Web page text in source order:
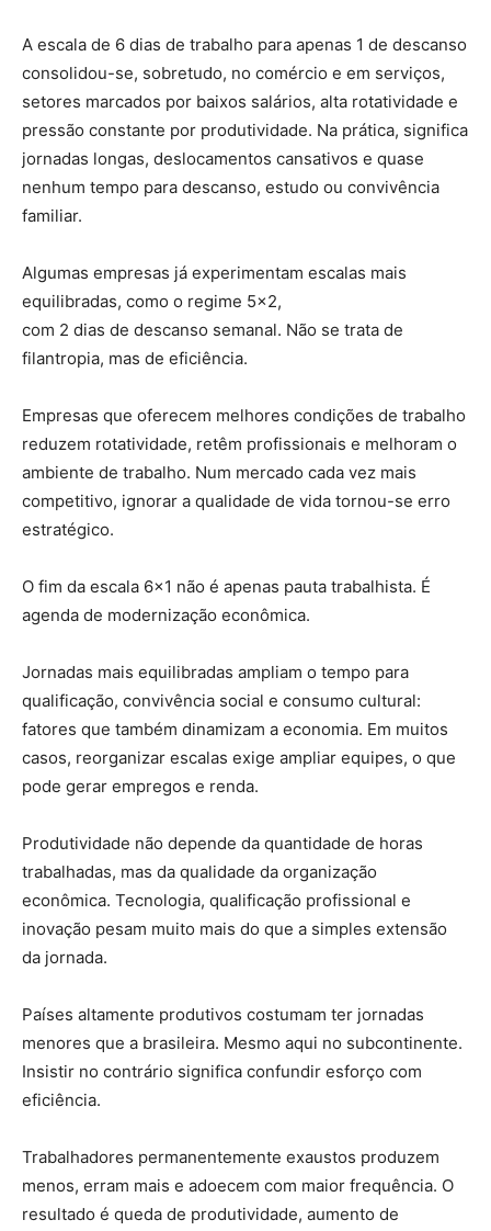
A escala de 6 dias de trabalho para apenas 1 de descanso
consolidou-se, sobretudo, no comércio e em serviços,
setores marcados por baixos salários, alta rotatividade e
pressão constante por produtividade. Na prática, significa
jornadas longas, deslocamentos cansativos e quase
nenhum tempo para descanso, estudo ou convivência
familiar.
Algumas empresas já experimentam escalas mais
equilibradas, como o regime 5×2,
com 2 dias de descanso semanal. Não se trata de
filantropia, mas de eficiência.
Empresas que oferecem melhores condições de trabalho
reduzem rotatividade, retêm profissionais e melhoram o
ambiente de trabalho. Num mercado cada vez mais
competitivo, ignorar a qualidade de vida tornou-se erro
estratégico.
O fim da escala 6×1 não é apenas pauta trabalhista. É
agenda de modernização econômica.
Jornadas mais equilibradas ampliam o tempo para
qualificação, convivência social e consumo cultural:
fatores que também dinamizam a economia. Em muitos
casos, reorganizar escalas exige ampliar equipes, o que
pode gerar empregos e renda.
Produtividade não depende da quantidade de horas
trabalhadas, mas da qualidade da organização
econômica. Tecnologia, qualificação profissional e
inovação pesam muito mais do que a simples extensão
da jornada.
Países altamente produtivos costumam ter jornadas
menores que a brasileira. Mesmo aqui no subcontinente.
Insistir no contrário significa confundir esforço com
eficiência.
Trabalhadores permanentemente exaustos produzem
menos, erram mais e adoecem com maior frequência. O
resultado é queda de produtividade, aumento de